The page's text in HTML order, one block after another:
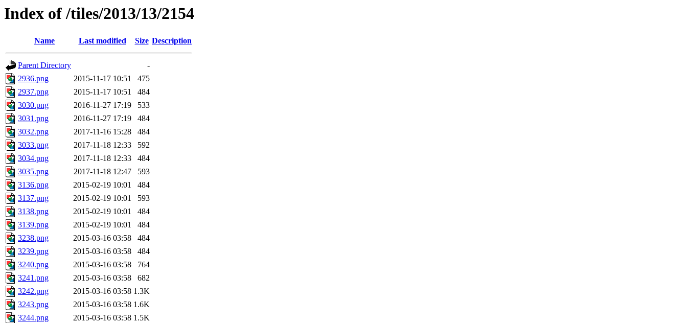
Index of /tiles/2013/13/2154
Name Last modified Size Description
Parent Directory
-
2936.png
2015-11-17 10:51
475
2937.png
2015-11-17 10:51
484
3030.png
2016-11-27 17:19
533
3031.png
2016-11-27 17:19
484
3032.png
2017-11-16 15:28
484
3033.png
2017-11-18 12:33
592
3034.png
2017-11-18 12:33
484
3035.png
2017-11-18 12:47
593
3136.png
2015-02-19 10:01
484
3137.png
2015-02-19 10:01
593
3138.png
2015-02-19 10:01
484
3139.png
2015-02-19 10:01
484
3238.png
2015-03-16 03:58
484
3239.png
2015-03-16 03:58
484
3240.png
2015-03-16 03:58
764
3241.png
2015-03-16 03:58
682
3242.png
2015-03-16 03:58 1.3K
3243.png
2015-03-16 03:58 1.6K
3244.png
2015-03-16 03:58 1.5K